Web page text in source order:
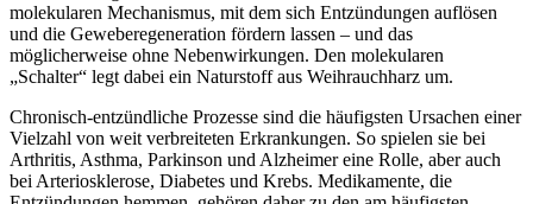
molekularen Mechanismus, mit dem sich Entzündungen auflösen
und die Geweberegeneration fördern lassen – und das
möglicherweise ohne Nebenwirkungen. Den molekularen
„Schalter“ legt dabei ein Naturstoff aus Weihrauchharz um.
Chronisch-entzündliche Prozesse sind die häufigsten Ursachen einer
Vielzahl von weit verbreiteten Erkrankungen. So spielen sie bei
Arthritis, Asthma, Parkinson und Alzheimer eine Rolle, aber auch
bei Arteriosklerose, Diabetes und Krebs. Medikamente, die